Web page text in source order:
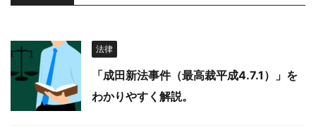
法律
「成田新法事件（最高裁平成4.7.1）」を
わかりやすく解説。